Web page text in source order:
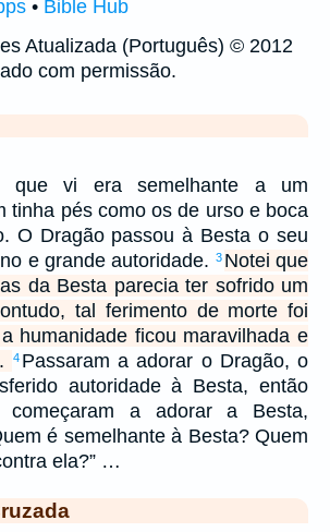
• Bible Hub
Atualizada (Português) © 2012
com permissão.
que vi era semelhante a um
tinha pés como os de urso e boca
O Dragão passou à Besta o seu
e grande autoridade. 3 Notei que
da Besta parecia ter sofrido um
tal ferimento de morte foi
humanidade ficou maravilhada e
4 Passaram a adorar o Dragão, o
autoridade à Besta, então
começaram a adorar a Besta,
é semelhante à Besta? Quem
ela?” …